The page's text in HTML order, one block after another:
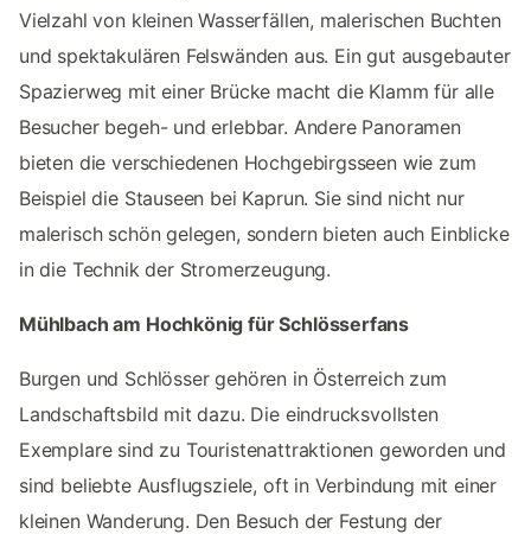
Vielzahl von kleinen Wasserfällen, malerischen Buchten
und spektakulären Felswänden aus. Ein gut ausgebauter
Spazierweg mit einer Brücke macht die Klamm für alle
Besucher begeh- und erlebbar. Andere Panoramen
bieten die verschiedenen Hochgebirgsseen wie zum
Beispiel die Stauseen bei Kaprun. Sie sind nicht nur
malerisch schön gelegen, sondern bieten auch Einblicke
in die Technik der Stromerzeugung.
Mühlbach am Hochkönig für Schlösserfans
Burgen und Schlösser gehören in Österreich zum
Landschaftsbild mit dazu. Die eindrucksvollsten
Exemplare sind zu Touristenattraktionen geworden und
sind beliebte Ausflugsziele, oft in Verbindung mit einer
kleinen Wanderung. Den Besuch der Festung der